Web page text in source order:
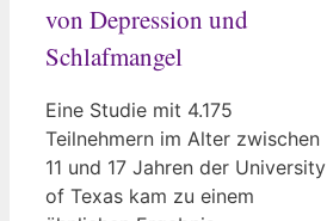
von Depression und
Schlafmangel
Eine Studie mit 4.175
Teilnehmern im Alter zwischen
11 und 17 Jahren der University
of Texas kam zu einem